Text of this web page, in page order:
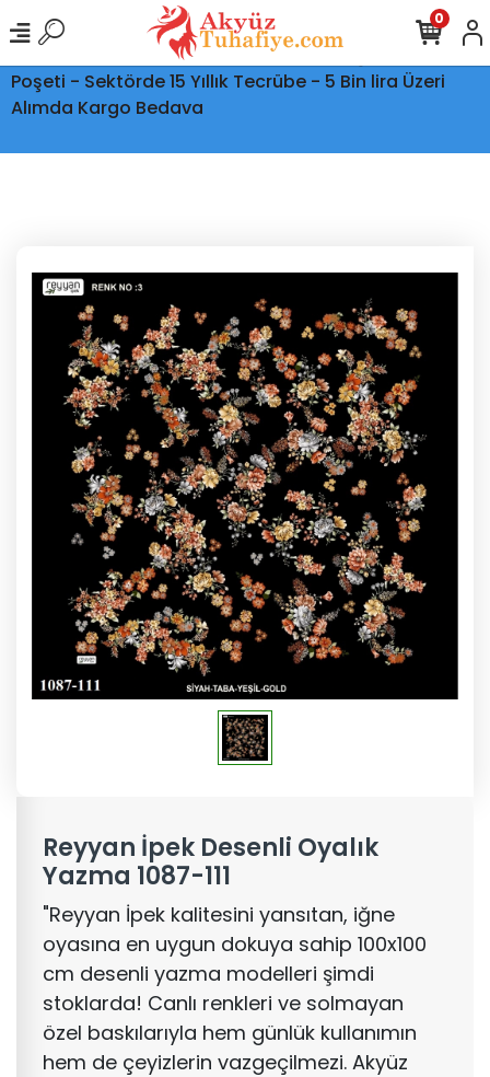
Ptt Kargo İle Tüm Türkiye'ye Teslimat - Şeffaf Kargo
Poşeti - Sektörde 15 Yıllık Tecrübe - 5 Bin lira Üzeri
Alımda Kargo Bedava
0
Reyyan İpek Desenli Oyalık
Yazma 1087-111
"Reyyan İpek kalitesini yansıtan, iğne
oyasına en uygun dokuya sahip 100x100
cm desenli yazma modelleri şimdi
stoklarda! Canlı renkleri ve solmayan
özel baskılarıyla hem günlük kullanımın
hem de çeyizlerin vazgeçilmezi. Akyüz